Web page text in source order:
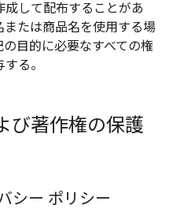
成して配布することがあ
または商品名を使用する場
目的に必要なすべての権
る。
び著作権の保護
シー ポリシー